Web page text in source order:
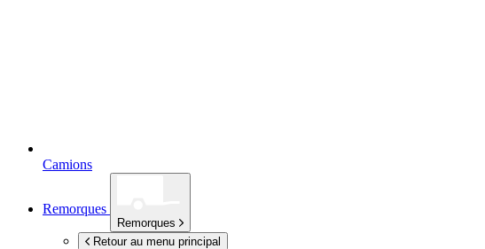
Camions
Remorques
Remorques
Retour au menu principal